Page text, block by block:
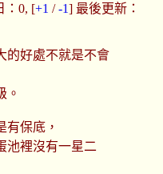
：0, [+1 /-1] 最後更新：
的好處不就是不會
。
有保底，
池裡沒有一星二